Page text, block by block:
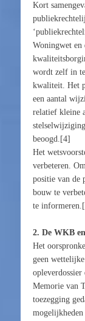
Kort
Woningwet en
wordt zelf in
kwaliteit. Het
een aantal
relatief kleine
beoogd.[4]
Het
verbeteren.
positie van de
bouw te
te
2. De WKB
Het
geen
Memorie van
toezegging
mogelijkheden